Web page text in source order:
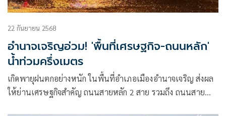
22 กันยายน 2568
อำนาจเจริญอ่วม! 'พื้นที่เศรษฐกิจ-ถนนหลัก'
น้ำท่วมครึ่งเมตร
เกิดพายุฝนตกอย่างหนัก ในพื้นที่อำเภอเมืองอำนาจเจริญ ส่งผล
ให้ย่านเศรษฐกิจสำคัญ ถนนสายหลัก 2 สาย รวมถึง ถนนสาย